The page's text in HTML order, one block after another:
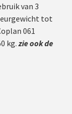
van 3
tot
061
kg. zie ook de